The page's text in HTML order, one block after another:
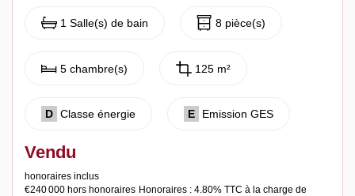
1 Salle(s) de bain 8 pièce(s)
5 chambre(s) 125 m²
D Classe énergie E Emission GES
Vendu
honoraires inclus
€240 000 hors honoraires Honoraires : 4.80% TTC à la charge de